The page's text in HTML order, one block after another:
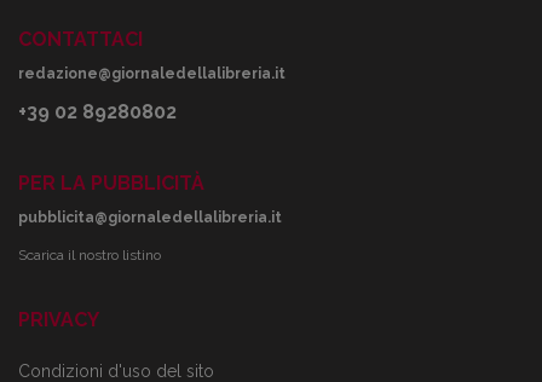
CONTATTACI
redazione@giornaledellalibreria.it
+39 02 89280802
PER LA PUBBLICITÀ
pubblicita@giornaledellalibreria.it
Scarica il nostro listino
PRIVACY
Condizioni d'uso del sito